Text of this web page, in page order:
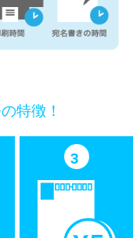
特徴！
3